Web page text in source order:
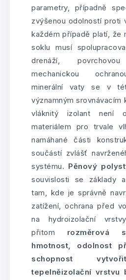
parametry, případně
zvýšenou odolností proti
každém případě platí, že
soklu musí
drenáží,
mechanickou
minerální vaty se v
významným srovnávacím
vláknitý izolant není
materiálem pro trvale
namáhané části
součástí zvlášť
systému. Pěnový
souvislosti se základy
tam, kde je správně
zatížení, ochrana před
na hydroizolační
přitom rozměrová
hmotnost, odolnost
schopnost
tepelněizolační vrstvu